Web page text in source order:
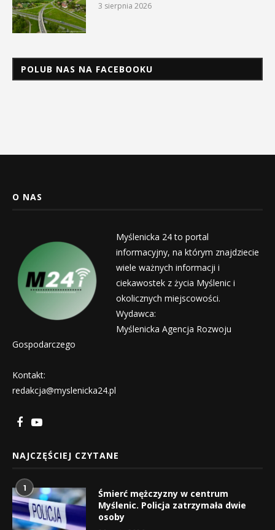
3 sierpnia 2026
POLUB NAS NA FACEBOOKU
O NAS
Myślenicka 24 to portal
informacyjny, na którym znajdziecie
wiele ważnych informacji i
ciekawostek z życia Myślenic i
okolicznych miejscowości.
Wydawca:
Myślenicka Agencja Rozwoju
Gospodarczego
Kontakt:
redakcja@myslenicka24.pl
NAJCZĘŚCIEJ CZYTANE
1
Śmierć mężczyzny w centrum
Myślenic. Policja zatrzymała dwie
osoby